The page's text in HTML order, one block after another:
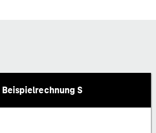
Beispielrechnung S